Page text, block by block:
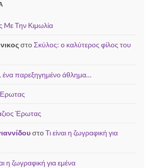
Mε Την Κιμωλία
στοΣκύλος: ο καλύτερος φίλος του
ένα παρεξηγημένο άθλημα…
Έρωτας
Έρωτας
στοΤι είναι η ζωγραφική για
η ζωγραφική για εμένα